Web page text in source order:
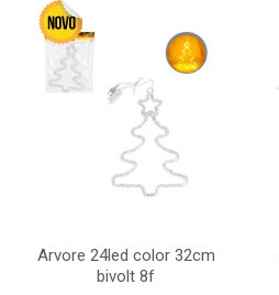
Arvore 24led color 32cm
bivolt 8f